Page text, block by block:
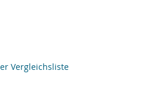
Vergleichsliste